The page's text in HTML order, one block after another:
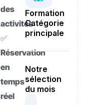
des
activités
✅
Réservation
en
temps
réel
Formation
Catégorie
principale
Notre
sélection
du mois